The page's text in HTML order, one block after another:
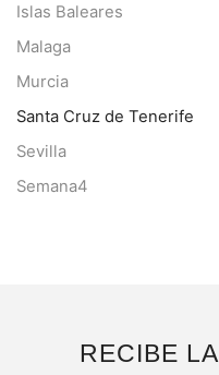
Islas Baleares
Malaga
Murcia
Santa Cruz de Tenerife
Sevilla
Semana4
RECIBE LA